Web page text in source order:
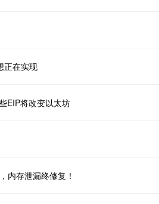
正在实现
EIP将改变以太坊
内存泄漏终修复！